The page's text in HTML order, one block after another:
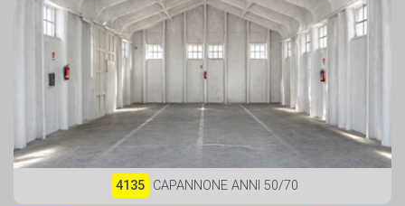
4135 CAPANNONE ANNI 50/70